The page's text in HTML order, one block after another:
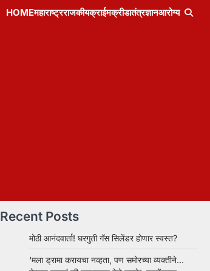
HOMEमहाराष्ट्रराजकीयक्राईमक्रीडातंत्रज्ञानआरोग्य
Recent Posts
मोठी आनंदवार्ता! घरगुती गॅस सिलेंडर होणार स्वस्त?
‘मला ड्रामा करायचा नव्हता, पण समोरच्या व्यक्तीने…